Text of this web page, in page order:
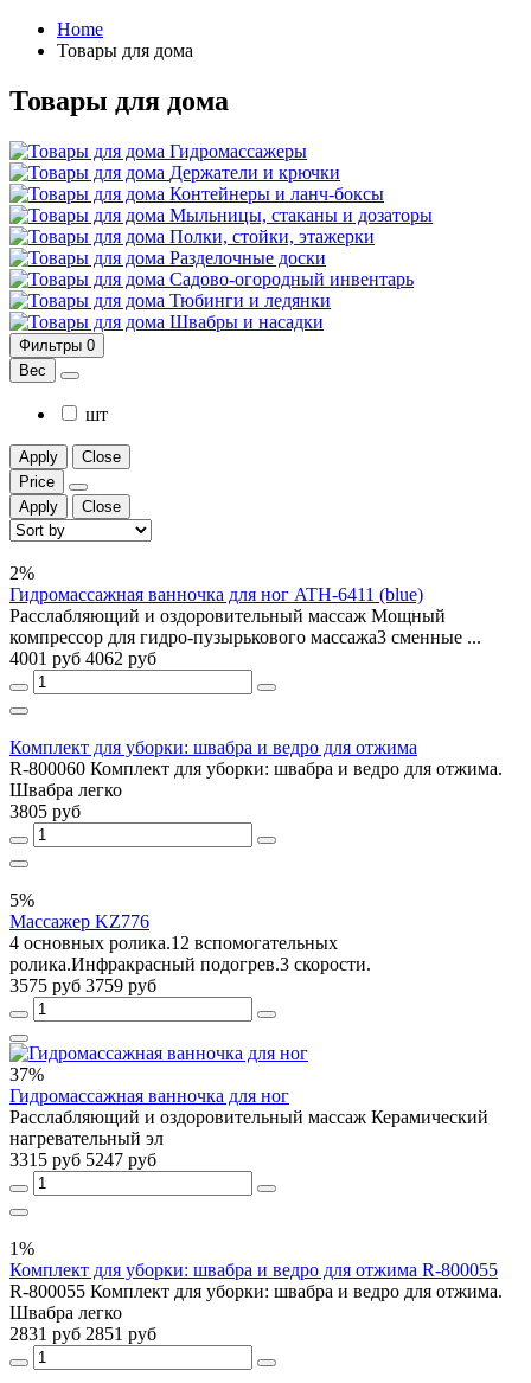
Home
Товары для дома
Товары для дома
Гидромассажеры
Держатели и крючки
Контейнеры и ланч-боксы
Мыльницы, стаканы и дозаторы
Полки, стойки, этажерки
Разделочные доски
Садово-огородный инвентарь
Тюбинги и ледянки
Швабры и насадки
Фильтры 0
Вес
шт
Apply
Close
Price
Apply
Close
2%
Гидромассажная ванночка для ног ATH-6411 (blue)
Расслабляющий и оздоровительный массаж Мощный
компрессор для гидро-пузырькового массажа3 сменные ...
4001 руб 4062 руб
Комплект для уборки: швабра и ведро для отжима
R-800060 Комплект для уборки: швабра и ведро для отжима.
Швабра легко
3805 руб
5%
Массажер KZ776
4 основных ролика.12 вспомогательных
ролика.Инфракрасный подогрев.3 скорости.
3575 руб 3759 руб
37%
Гидромассажная ванночка для ног
Расслабляющий и оздоровительный массаж Керамический
нагревательный эл
3315 руб 5247 руб
1%
Комплект для уборки: швабра и ведро для отжима R-800055
R-800055 Комплект для уборки: швабра и ведро для отжима.
Швабра легко
2831 руб 2851 руб